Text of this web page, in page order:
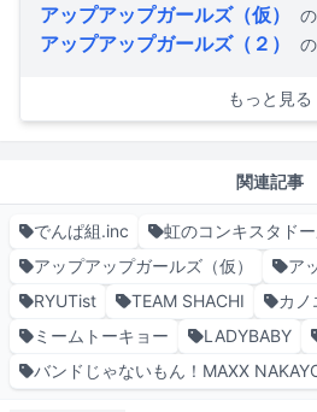
アップアップガールズ（仮）
アップアップガールズ（２）
もっと見る
関連記事
でんぱ組.inc 虹のコンキスタド
アップアップガールズ（仮）
ア
RYUTist
TEAM SHACHI
カノ
ミームトーキョー
LADYBABY
バンドじゃないもん！MAXX